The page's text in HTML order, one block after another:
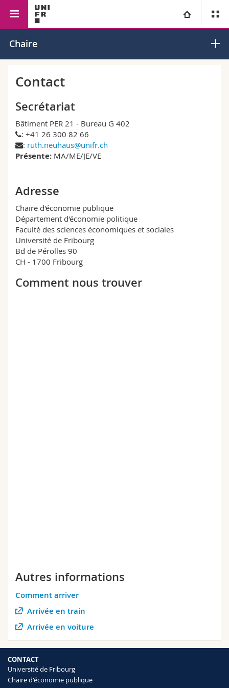
Université
Recherche
Université
Droit
Sciences économiques et sociales et management
Sciences de l'éducation et de la formation
Sciences et médecine
Interfacultaire
Futurs étudiants
Etudiants
Chercheurs
Collaborateurs
Doctorants
Ressources
Annuaire du personnel
Bibliothèques
Webmail
Programme des cours
Faculté des sciences économiques
Economie
publique
Chaire
Contact
Secrétariat
Bâtiment PER 21 - Bureau G 402
: +41 26 300 82 66
: ruth.neuhaus@unifr.ch
Présente: MA/ME/JE/VE
Adresse
Chaire d'économie publique
Département d'économie politique
Faculté des sciences économiques et sociales
Université de Fribourg
Bd de Pérolles 90
CH - 1700 Fribourg
Comment nous trouver
Autres informations
Comment arriver
Arrivée en train
Arrivée en voiture
CONTACT
Université de Fribourg
Chaire d'économie publique